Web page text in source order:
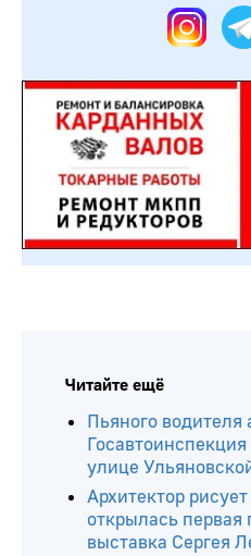
Читайте ещё
Пьяного водителя
улице
Архитектор
открылась первая
выставка Сергея